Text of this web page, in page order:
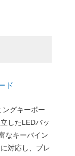
ド
ングキーボー
したLEDバッ
なキーバイン
対応し、プレ